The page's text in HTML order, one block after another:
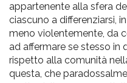
appartenente alla sfera
ciascuno a differenziarsi,
meno violentemente, da
ad affermare se stesso
rispetto alla comunità
questa, che